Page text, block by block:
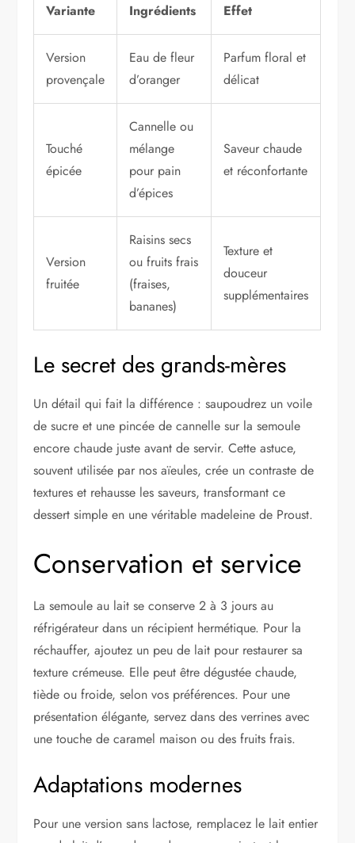
Variante Ingrédients Effet
Version
provençale
Eau de fleur
d’oranger
Parfum floral et
délicat
Touché
épicée
Cannelle ou
mélange
pour pain
d’épices
Saveur chaude
et réconfortante
Version
fruitée
Raisins secs
ou fruits frais
(fraises,
bananes)
Texture et
douceur
supplémentaires
Le secret des grands-mères
Un détail qui fait la différence : saupoudrez un voile
de sucre et une pincée de cannelle sur la semoule
encore chaude juste avant de servir. Cette astuce,
souvent utilisée par nos aïeules, crée un contraste de
textures et rehausse les saveurs, transformant ce
dessert simple en une véritable madeleine de Proust.
Conservation et service
La semoule au lait se conserve 2 à 3 jours au
réfrigérateur dans un récipient hermétique. Pour la
réchauffer, ajoutez un peu de lait pour restaurer sa
texture crémeuse. Elle peut être dégustée chaude,
tiède ou froide, selon vos préférences. Pour une
présentation élégante, servez dans des verrines avec
une touche de caramel maison ou des fruits frais.
Adaptations modernes
Pour une version sans lactose, remplacez le lait entier